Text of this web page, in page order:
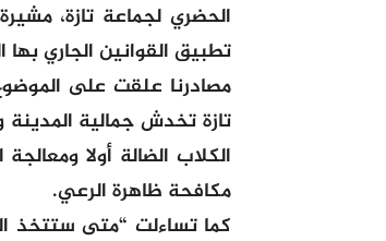
الحضري لجماعة تازة،
تطبيق القوانين الجاري
مصادرنا علقت على
تازة تخدش جمالية
الكلاب الضالة أولا
مكافحة ظاهرة الرعي.
كما تساءلت “متى ستتخذ